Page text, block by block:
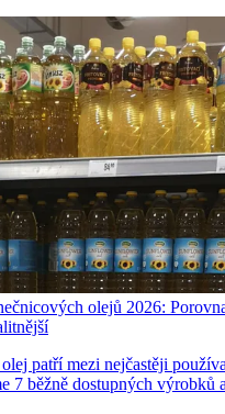
olejů 2026:
patří mezi nejčastěji
7 běžně dostupných výrobků